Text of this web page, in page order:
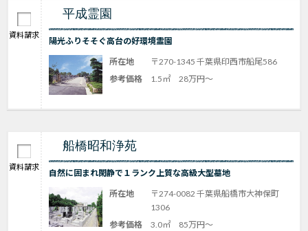
資料請求
平成霊園
陽光ふりそそぐ高台の好環境霊園
所在地
〒270-1345 千葉県印西市船尾586
参考価格
1.5㎡ 28万円～
資料請求
船橋昭和浄苑
自然に囲まれ閑静で１ランク上質な高級大型墓地
所在地
〒274-0082 千葉県船橋市大神保町
1306
参考価格
3.0㎡ 85万円～